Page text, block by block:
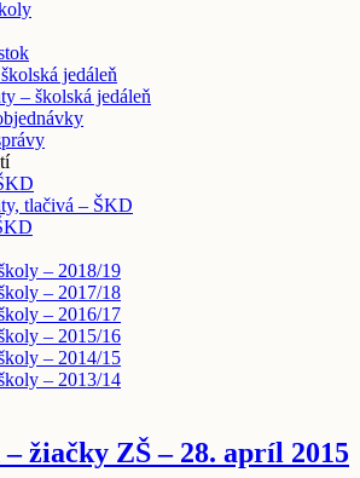
jedáleň
– školská jedáleň
tlačivá – ŠKD
– 2018/19
– 2017/18
– 2016/17
– 2015/16
– 2014/15
– 2013/14
žiačky ZŠ – 28. apríl 2015